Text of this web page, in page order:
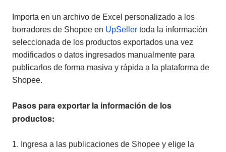
Importa en un archivo de Excel personalizado a los
borradores de Shopee en UpSeller toda la información
seleccionada de los productos exportados una vez
modificados o datos ingresados manualmente para
publicarlos de forma masiva y rápida a la plataforma de
Shopee.
Pasos para exportar la información de los
productos:
1. Ingresa a las publicaciones de Shopee y elige la